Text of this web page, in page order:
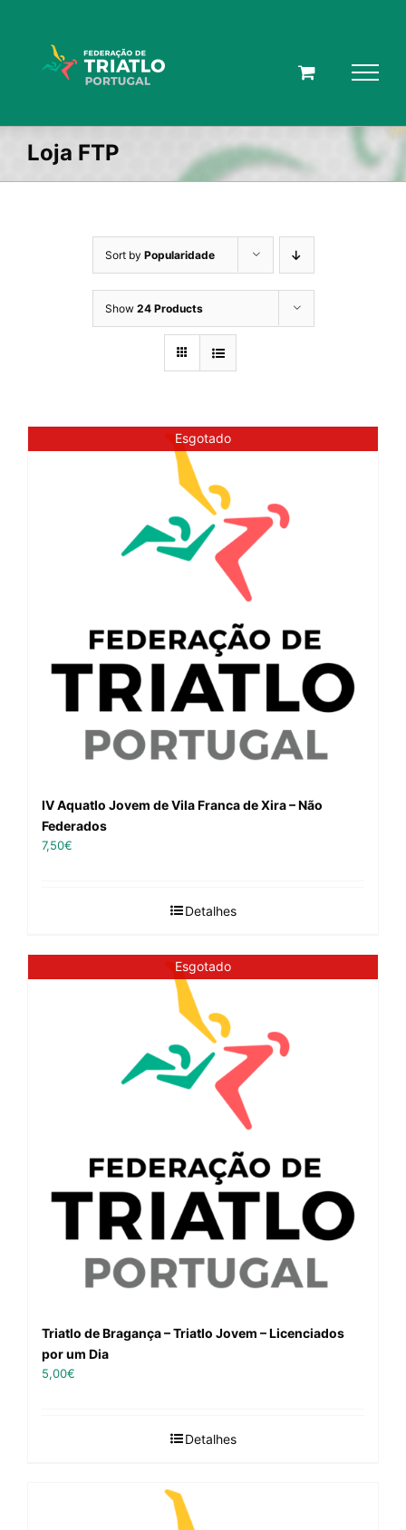
Loja FTP
Sort by Popularidade
Show 24 Products
Esgotado
IV Aquatlo Jovem de Vila Franca de Xira – Não
Federados
7,50€
Detalhes
Esgotado
Triatlo de Bragança – Triatlo Jovem – Licenciados
por um Dia
5,00€
Detalhes